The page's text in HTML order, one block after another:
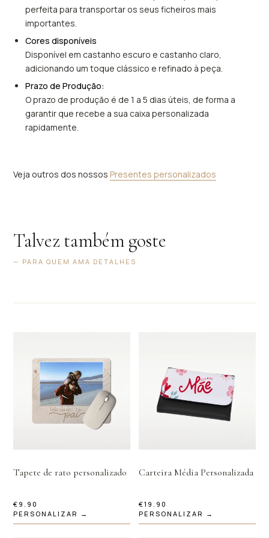
perfeita para transportar os seus ficheiros mais
importantes.
Cores disponíveis
Disponível em castanho escuro e castanho claro,
adicionando um toque clássico e refinado à peça.
Prazo de Produção:
O prazo de produção é de 1 a 5 dias úteis, de forma a
garantir que recebe a sua caixa personalizada
rapidamente.
Veja outros dos nossos Presentes personalizados
Talvez também goste
— PARA QUEM AMA DETALHES
Tapete de rato personalizado
€ 9.90
PERSONALIZAR →
Carteira Média Personalizada
€19.90
PERSONALIZAR →